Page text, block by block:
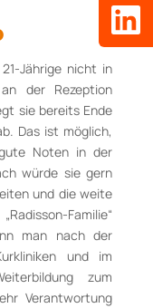
Jährige nicht in
der Rezeption
sie bereits Ende
Das ist möglich,
Noten in der
würde sie gern
und die weite
Familie“
man nach der
und im
zum
Verantwortung